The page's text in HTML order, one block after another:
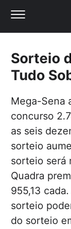
Sorteio
Tudo
Mega-Sena
concurso
as seis
sorteio
sorteio será
Quadra
955,13
sorteio
do sorteio